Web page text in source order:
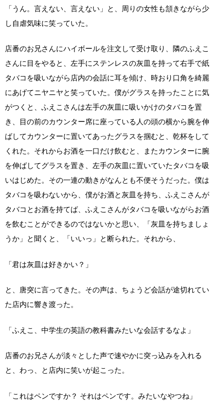
「うん。言えない、言えない」と、周りの女性も頷きながら少
し自虐気味に笑っていた。
店番のお兄さんにハイボールを注文して受け取り、隣のふえこ
さんに目をやると、左手にステンレスの灰皿を持って右手で紙
タバコを吸いながら店内の会話に耳を傾け、時おり口角を綺麗
にあげてニヤニヤと笑っていた。僕がグラスを持ったことに気
がつくと、ふえこさんは左手の灰皿に吸いかけのタバコを置
き、目の前のカウンター席に座っている人の頭の横から腕を伸
ばしてカウンターに置いてあったグラスを掴むと、乾杯をして
くれた。それからお酒を一口だけ飲むと、またカウンターに腕
を伸ばしてグラスを置き、左手の灰皿に置いていたタバコを吸
いはじめた。その一連の動きがなんとも不便そうだった。僕は
タバコを吸わないから、僕がお酒と灰皿を持ち、ふえこさんが
タバコとお酒を持てば、ふえこさんがタバコを吸いながらお酒
を飲むことができるのではないかと思い、「灰皿を持ちましょ
うか」と聞くと、「いいっ」と断られた。それから、
「君は灰皿は好きかい？」
と、唐突に言ってきた。その声は、ちょうど会話が途切れてい
た店内に響き渡った。
「ふえこ、中学生の英語の教科書みたいな会話するなよ」
店番のお兄さんが淡々とした声で速やかに突っ込みを入れる
と、わっ、と店内に笑いが起こった。
「これはペンですか？ それはペンです。みたいなやつね」